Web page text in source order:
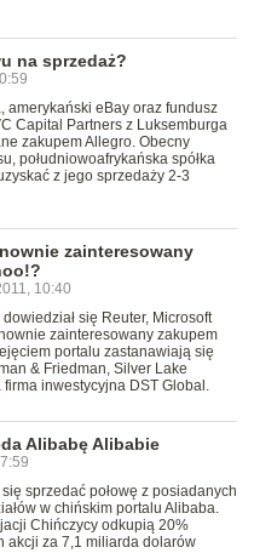
na sprzedaż?
amerykański eBay oraz fundusz
Capital Partners z Luksemburga
zakupem Allegro. Obecny
południowoafrykańska spółka
z jego sprzedaży 2-3
zainteresowany
10:40
się Reuter, Microsoft
zainteresowany zakupem
portalu zastanawiają się
& Friedman, Silver Lake
firma inwestycyjna DST Global.
Alibabę Alibabie
sprzedać połowę z posiadanych
w chińskim portalu Alibaba.
Chińczycy odkupią 20%
akcji za 7,1 miliarda dolarów